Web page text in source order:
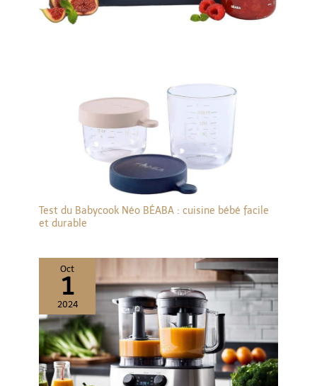
Test du Babycook Néo BÉABA : cuisine bébé facile
et durable
Oct
1
2024